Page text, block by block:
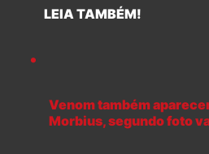
LEIA TAMBÉM!
Venom também
Morbius, segundo foto